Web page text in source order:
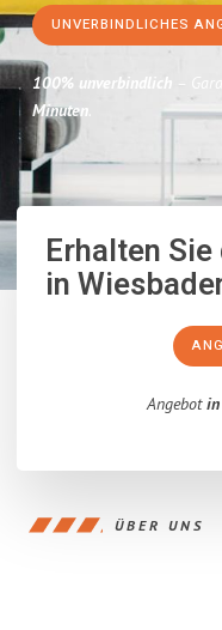
UNVERBINDLICHES
100% unverbindlich –
Minuten.
Erhalten Sie
in
Angebot
ÜBER UNS